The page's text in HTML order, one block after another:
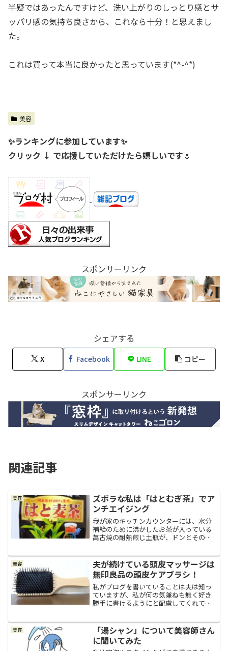
半疑ではあったんですけど、洗い上がりのしっとり感とサ
ッパリ感の気持ち良さから、これなら十分！と思えまし
た。
これは買って本当に良かったと思っています(*^-^*)
美容
✨ランキングに参加しています✨
クリック ↓ で応援していただけたら嬉しいです🌷
スポンサーリンク
シェアする
X Facebook LINE コピー
スポンサーリンク
関連記事
美容
ズボラな私は「はとむぎ茶」でア
ンチエイジング
我が家のキッチンカウンターには、水分
補給のために沸かしたお茶が入っている
萬古焼の耐熱煎じ土瓶が、ドンとそのま
分をよく取ります。こまめにしっかり水
分補給したいし、結構ガブ...
美容
夫が続けている頭皮マッサージは
無印良品の頭皮ケアブラシ！
私がブログを書いていることは夫は知っ
ていますが、私が何の気兼ねも無く好き
勝手に書けるようにと配慮してくれてい
ん。そのことが今日ほど「良かった～
（＾＾；」と思ったことがない...
美容
「湯シャン」について美容師さん
に聞いてみた